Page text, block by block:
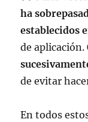
ha
establecidos
de
de evitar
En todos